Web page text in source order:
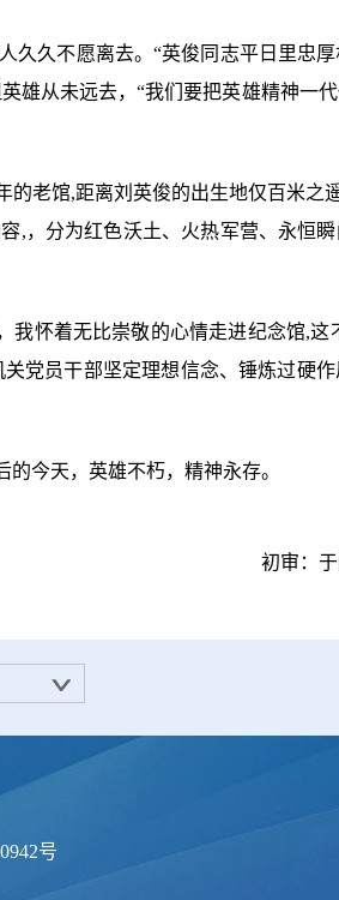
久久不愿离去。“英俊同志平日里忠
雄从未远去，“我们要把英雄精神一
老馆,距离刘英俊的出生地仅百米之
,，分为红色沃土、火热军营、永恒
怀着无比崇敬的心情走进纪念馆,这
党员干部坚定理想信念、锤炼过硬
今天，英雄不朽，精神永存。
初审：
号